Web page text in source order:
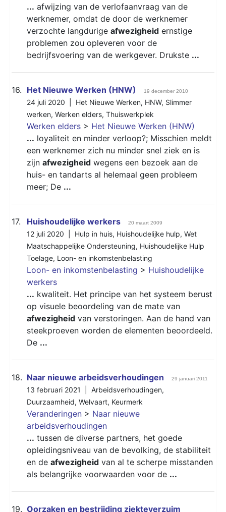
... afwijzing van de verlofaanvraag van de
werknemer, omdat de door de werknemer
verzochte langdurige afwezigheid ernstige
problemen zou opleveren voor de
bedrijfsvoering van de werkgever. Drukste ...
16. Het Nieuwe Werken (HNW) 19 december 2010
24 juli 2020 | Het Nieuwe Werken, HNW, Slimmer
werken, Werken elders, Thuiswerkplek
Werken elders > Het Nieuwe Werken (HNW)
... loyaliteit en minder verloop?; Misschien meldt
een werknemer zich nu minder snel ziek en is
zijn afwezigheid wegens een bezoek aan de
huis- en tandarts al helemaal geen probleem
meer; De ...
17. Huishoudelijke werkers 20 maart 2009
12 juli 2020 | Hulp in huis, Huishoudelijke hulp, Wet
Maatschappelijke Ondersteuning, Huishoudelijke Hulp
Toelage, Loon- en inkomstenbelasting
Loon- en inkomstenbelasting > Huishoudelijke
werkers
... kwaliteit. Het principe van het systeem berust
op visuele beoordeling van de mate van
afwezigheid van verstoringen. Aan de hand van
steekproeven worden de elementen beoordeeld.
De ...
18. Naar nieuwe arbeidsverhoudingen 29 januari 2011
13 februari 2021 | Arbeidsverhoudingen,
Duurzaamheid, Welvaart, Keurmerk
Veranderingen > Naar nieuwe
arbeidsverhoudingen
... tussen de diverse partners, het goede
opleidingsniveau van de bevolking, de stabiliteit
en de afwezigheid van al te scherpe misstanden
als belangrijke voorwaarden voor de ...
19. Oorzaken en bestrijding ziekteverzuim